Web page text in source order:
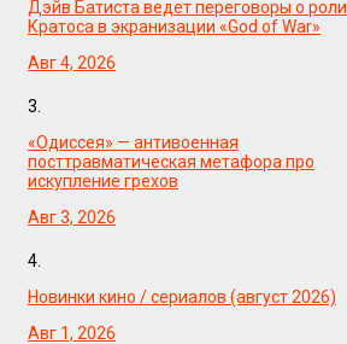
Дэйв Батиста ведет переговоры о роли
Кратоса в экранизации «God of War»
Авг 4, 2026
3.
«Одиссея» — антивоенная
посттравматическая метафора про
искупление грехов
Авг 3, 2026
4.
Новинки кино / сериалов (август 2026)
Авг 1, 2026